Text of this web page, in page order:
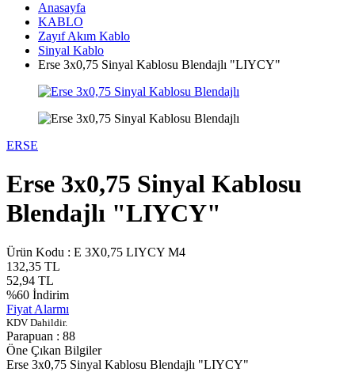
Anasayfa
KABLO
Zayıf Akım Kablo
Sinyal Kablo
Erse 3x0,75 Sinyal Kablosu Blendajlı "LIYCY"
ERSE
Erse 3x0,75 Sinyal Kablosu
Blendajlı "LIYCY"
Ürün Kodu : E 3X0,75 LIYCY M4
132,35 TL
52,94 TL
%60 İndirim
Fiyat Alarmı
KDV Dahildir.
Parapuan : 88
Öne Çıkan Bilgiler
Erse 3x0,75 Sinyal Kablosu Blendajlı "LIYCY"